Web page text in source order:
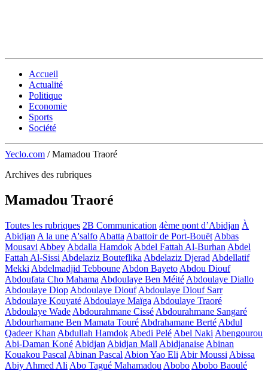
Accueil
Actualité
Politique
Economie
Sports
Société
Yeclo.com / Mamadou Traoré
Archives des rubriques
Mamadou Traoré
Toutes les rubriques 2B Communication 4ème pont d’Abidjan À
Abidjan A la une A'salfo Abatta Abattoir de Port-Bouët Abbas
Mousavi Abbey Abdalla Hamdok Abdel Fattah Al-Burhan Abdel
Fattah Al-Sissi Abdelaziz Bouteflika Abdelaziz Djerad Abdellatif
Mekki Abdelmadjid Tebboune Abdon Bayeto Abdou Diouf
Abdoufata Cho Mahama Abdoulaye Ben Méité Abdoulaye Diallo
Abdoulaye Diop Abdoulaye Diouf Abdoulaye Diouf Sarr
Abdoulaye Kouyaté Abdoulaye Maïga Abdoulaye Traoré
Abdoulaye Wade Abdourahmane Cissé Abdourahmane Sangaré
Abdourhamane Ben Mamata Touré Abdrahamane Berté Abdul
Qadeer Khan Abdullah Hamdok Abedi Pelé Abel Naki Abengourou
Abi-Daman Koné Abidjan Abidjan Mall Abidjanaise Abinan
Kouakou Pascal Abinan Pascal Abion Yao Eli Abir Moussi Abissa
Abiy Ahmed Ali Abo Tagué Mahamadou Abobo Abobo Baoulé